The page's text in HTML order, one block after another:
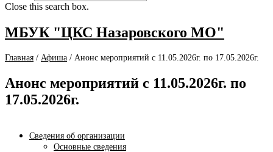
Close this search box.
МБУК "ЦКС Назаровского МО"
Главная / Афиша / Анонс мероприятий с 11.05.2026г. по 17.05.2026г.
Анонс мероприятий с 11.05.2026г. по
17.05.2026г.
Сведения об организации
Основные сведения